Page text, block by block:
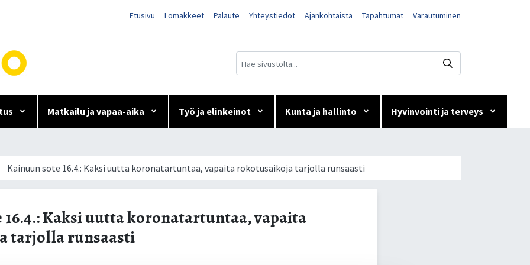
Etusivu Lomakkeet Palaute Yhteystiedot Ajankohtaista Tapahtumat Varautuminen
Matkailu ja vapaa-aika Työ ja elinkeinot Kunta ja hallinto Hyvinvointi ja terveys
koronatartuntaa, vapaita
Kainuun sote 16.4.: Kaksi uutta koronatartuntaa, vapaita rokotusaikoja tarjolla runsaasti
Kaksi uutta koronatartuntaa, vapaita
tarjolla runsaasti